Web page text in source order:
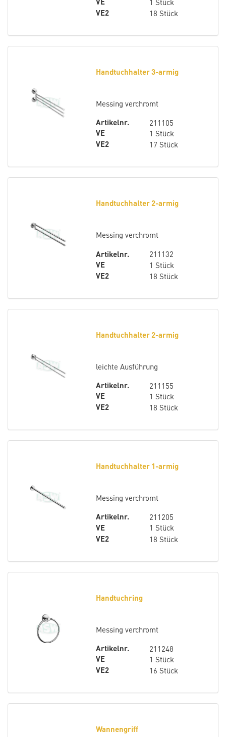
VE2
18 Stück
Handtuchhalter 3-armig
Messing verchromt
Artikelnr.
211105
VE
1 Stück
VE2
17 Stück
Handtuchhalter 2-armig
Messing verchromt
Artikelnr.
211132
VE
1 Stück
VE2
18 Stück
Handtuchhalter 2-armig
leichte Ausführung
Artikelnr.
211155
VE
1 Stück
VE2
18 Stück
Handtuchhalter 1-armig
Messing verchromt
Artikelnr.
211205
VE
1 Stück
VE2
18 Stück
Handtuchring
Messing verchromt
Artikelnr.
211248
VE
1 Stück
VE2
16 Stück
Wannengriff